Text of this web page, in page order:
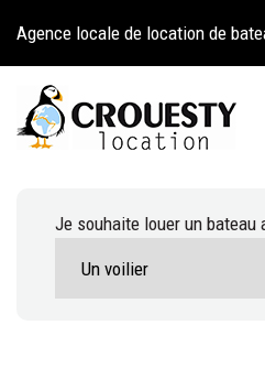
Agence locale de location de
Je souhaite louer un bateau